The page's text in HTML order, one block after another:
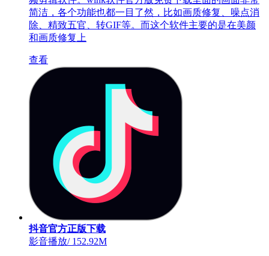
简洁，各个功能也都一目了然，比如画质修复、噪点消
除、精致五官、转GIF等。而这个软件主要的是在美颜
和画质修复上
查看
抖音官方正版下载
影音播放/152.92M